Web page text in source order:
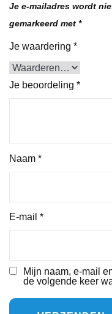
Je e-mailadres wordt
gemarkeerd met *
Je waardering *
Je beoordeling *
Naam *
E-mail *
Mijn naam, e-mail
de volgende keer